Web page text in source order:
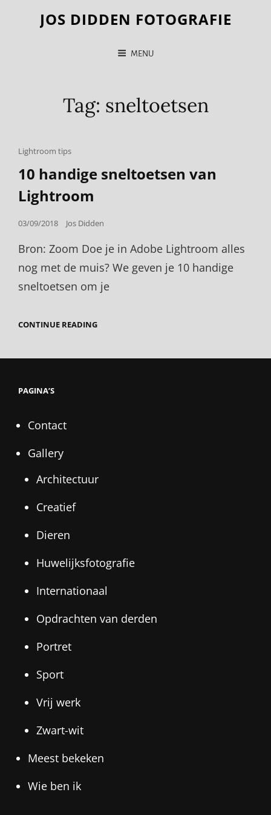
JOS DIDDEN FOTOGRAFIE
MENU
Tag: sneltoetsen
Cat
Lightroom tips
10 handige sneltoetsen van
Lightroom
Posted
03/09/2018 Jos Didden
Bron: Zoom Doe je in Adobe Lightroom alles
nog met de muis? We geven je 10 handige
sneltoetsen om je
CONTINUE READING10
PAGINA’S
Contact
Gallery
Architectuur
Creatief
Dieren
Huwelijksfotografie
Internationaal
Opdrachten van derden
Portret
Sport
Vrij werk
Zwart-wit
Meest bekeken
Wie ben ik